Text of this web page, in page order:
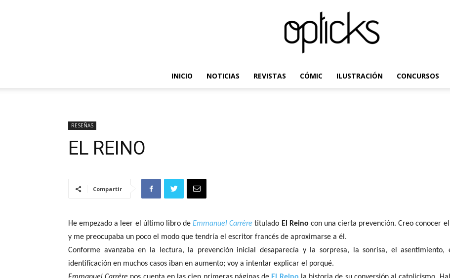
INICIO NOTICIAS REVISTAS CÓMIC ILUSTRACIÓN CONCURSOS
RESEÑAS
EL REINO
Compartir
He empezado a leer el último libro deEmmanuel Carrère titulado El Reino con una cierta prevención. Creo conocer
y me preocupaba un poco el modo que tendría el escritor francés de aproximarse a él.
Conforme avanzaba en la lectura, la prevención inicial desaparecía y la sorpresa, la sonrisa, el
identificación en muchos casos iban en aumento; voy a intentar explicar el porqué.